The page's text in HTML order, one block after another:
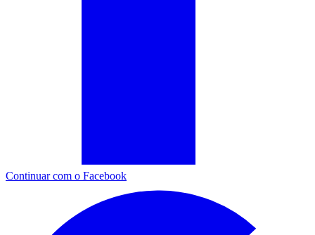
Continuar com o Facebook